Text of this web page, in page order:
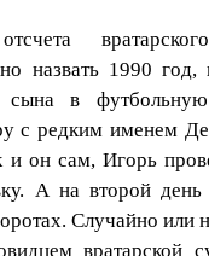
назвать 1990 год,
сына в
с редким именем
и он сам, Игорь
А на второй день
Случайно или
вратарской